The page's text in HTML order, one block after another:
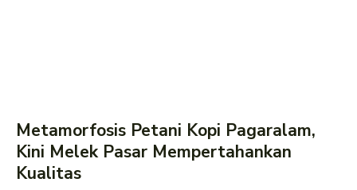
Metamorfosis Petani Kopi Pagaralam,
Kini Melek Pasar Mempertahankan
Kualitas